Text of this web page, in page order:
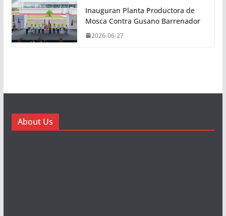
Inauguran Planta Productora de
Mosca Contra Gusano Barrenador
2026-06-27
About Us